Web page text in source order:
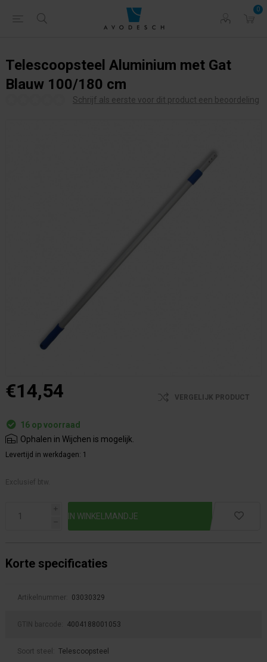
0
Telescoopsteel Aluminium met Gat
Blauw 100/180 cm
Schrijf als eerste voor dit product een beoordeling
€14,54 VERGELIJK PRODUCT
16 op voorraad
Ophalen in Wijchen is mogelijk.
Levertijd in werkdagen: 1
Exclusief btw.
i
h
Korte specificaties
Artikelnummer: 03030329
GTIN barcode: 4004188001053
Soort steel: Telescoopsteel